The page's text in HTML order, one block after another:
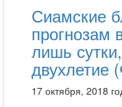
Сиамские
прогнозам
лишь
17 октября, 2018